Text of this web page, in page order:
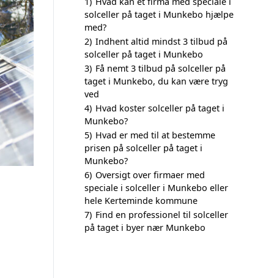
solceller på taget i Munkebo hjælpe
med?
2) Indhent altid mindst 3 tilbud på
solceller på taget i Munkebo
3) Få nemt 3 tilbud på solceller på
taget i Munkebo, du kan være tryg
ved
4) Hvad koster solceller på taget i
Munkebo?
5) Hvad er med til at bestemme
prisen på solceller på taget i
Munkebo?
6) Oversigt over firmaer med
speciale i solceller i Munkebo eller
hele Kerteminde kommune
7) Find en professionel til solceller
på taget i byer nær Munkebo